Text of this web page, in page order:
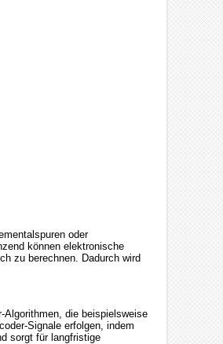
oder
können elektronische
zu berechnen. Dadurch wird
die beispielsweise
Signale erfolgen, indem
sorgt für langfristige